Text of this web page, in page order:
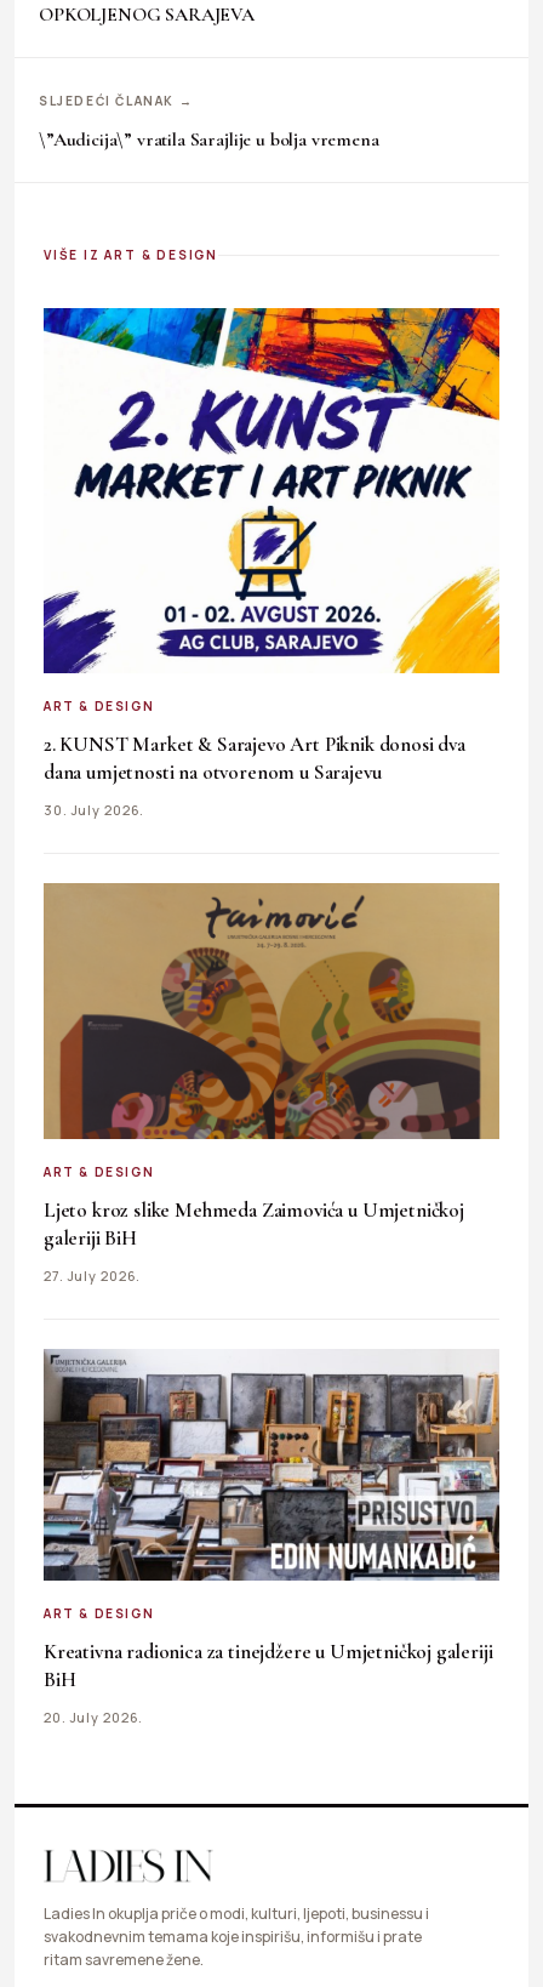
OPKOLJENOG SARAJEVA
SLJEDEĆI ČLANAK →
\”Audicija\” vratila Sarajlije u bolja vremena
VIŠE IZ ART & DESIGN
ART & DESIGN
2. KUNST Market & Sarajevo Art Piknik donosi dva
dana umjetnosti na otvorenom u Sarajevu
30. July 2026.
ART & DESIGN
Ljeto kroz slike Mehmeda Zaimovića u Umjetničkoj
galeriji BiH
27. July 2026.
ART & DESIGN
Kreativna radionica za tinejdžere u Umjetničkoj galeriji
BiH
20. July 2026.
Ladies In okuplja priče o modi, kulturi, ljepoti, businessu i
svakodnevnim temama koje inspirišu, informišu i prate
ritam savremene žene.